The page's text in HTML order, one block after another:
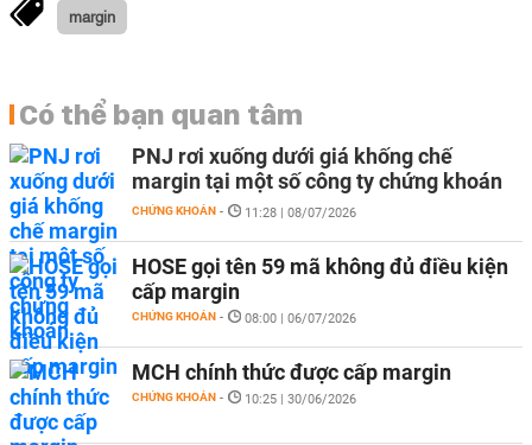
margin
Có thể bạn quan tâm
PNJ rơi xuống dưới giá khống chế
margin tại một số công ty chứng khoán
CHỨNG KHOÁN - 11:28 | 08/07/2026
HOSE gọi tên 59 mã không đủ điều kiện
cấp margin
CHỨNG KHOÁN - 08:00 | 06/07/2026
MCH chính thức được cấp margin
CHỨNG KHOÁN - 10:25 | 30/06/2026